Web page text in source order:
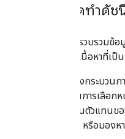
การจัดทำดัช
หลังจากรวบรวมข้
วิเคราะห์เนื้อหาที่
ในระหว่างกระบว
ค้นหา ในการเลือ
หน้าที่เป็นตัวแทน
เคลื่อนที่ หรือมองห